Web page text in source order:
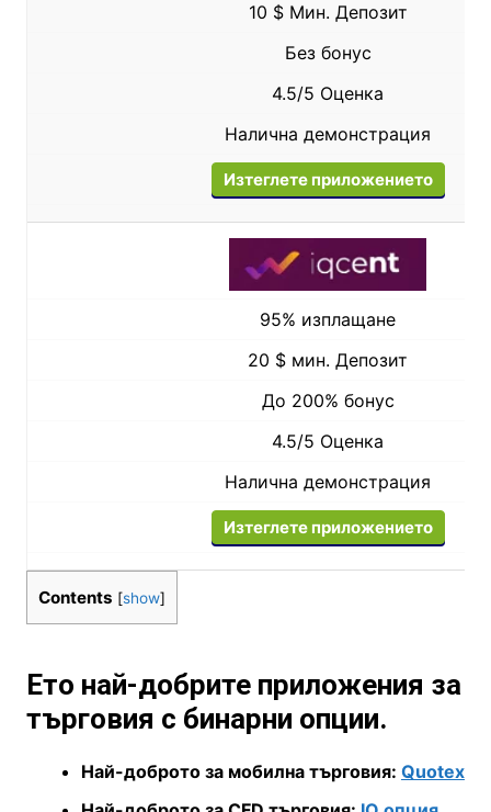
10 $ Мин. Депозит
Без бонус
4.5/5 Оценка
Налична демонстрация
Изтеглете приложението
95% изплащане
20 $ мин. Депозит
До 200% бонус
4.5/5 Оценка
Налична демонстрация
Изтеглете приложението
Contents [show]
Ето най-добрите приложения за
търговия с бинарни опции.
Най-доброто за мобилна търговия: Quotex